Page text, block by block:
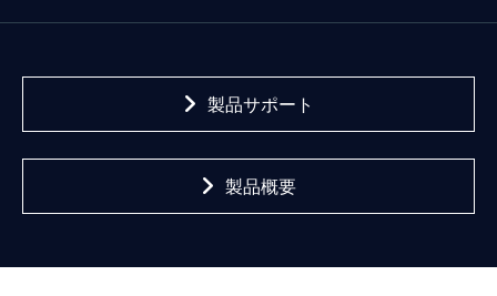
製品サポート
製品概要